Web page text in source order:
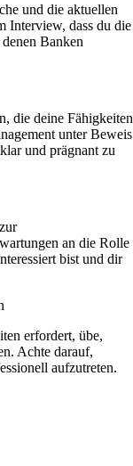
und die aktuellen
Interview, dass du die
Banken
die deine Fähigkeiten
unter Beweis
und prägnant zu
an die Rolle
bist und dir
erfordert, übe,
Achte darauf,
aufzutreten.